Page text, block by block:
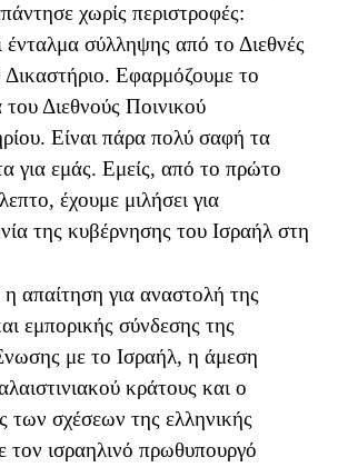
χωρίς περιστροφές:
ένταλμα σύλληψης από το Διεθνές
Δικαστήριο. Εφαρμόζουμε το
του Διεθνούς Ποινικού
Είναι πάρα πολύ σαφή τα
για εμάς. Εμείς, από το πρώτο
έχουμε μιλήσει για
της κυβέρνησης του Ισραήλ στη
απαίτηση για αναστολή της
εμπορικής σύνδεσης της
με το Ισραήλ, η άμεση
κράτους και ο
των σχέσεων της ελληνικής
τον ισραηλινό πρωθυπουργό